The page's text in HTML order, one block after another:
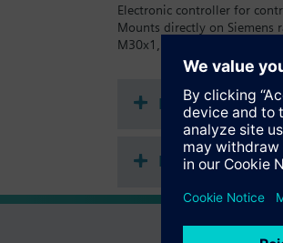
Electronic controller for
Mounts directly on Siemens
M30x1,5, Honeywell-
Dokumenty
Podsumowanie